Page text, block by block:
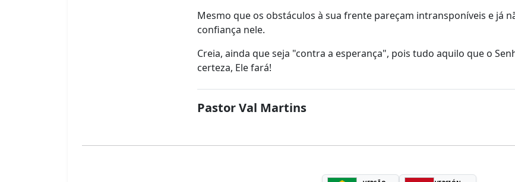
Mesmo que os obstáculos à sua frente pareçam intransponíveis e já
confiança nele.
Creia, ainda que seja "contra a esperança", pois tudo aquilo que o
certeza, Ele fará!
Pastor Val Martins